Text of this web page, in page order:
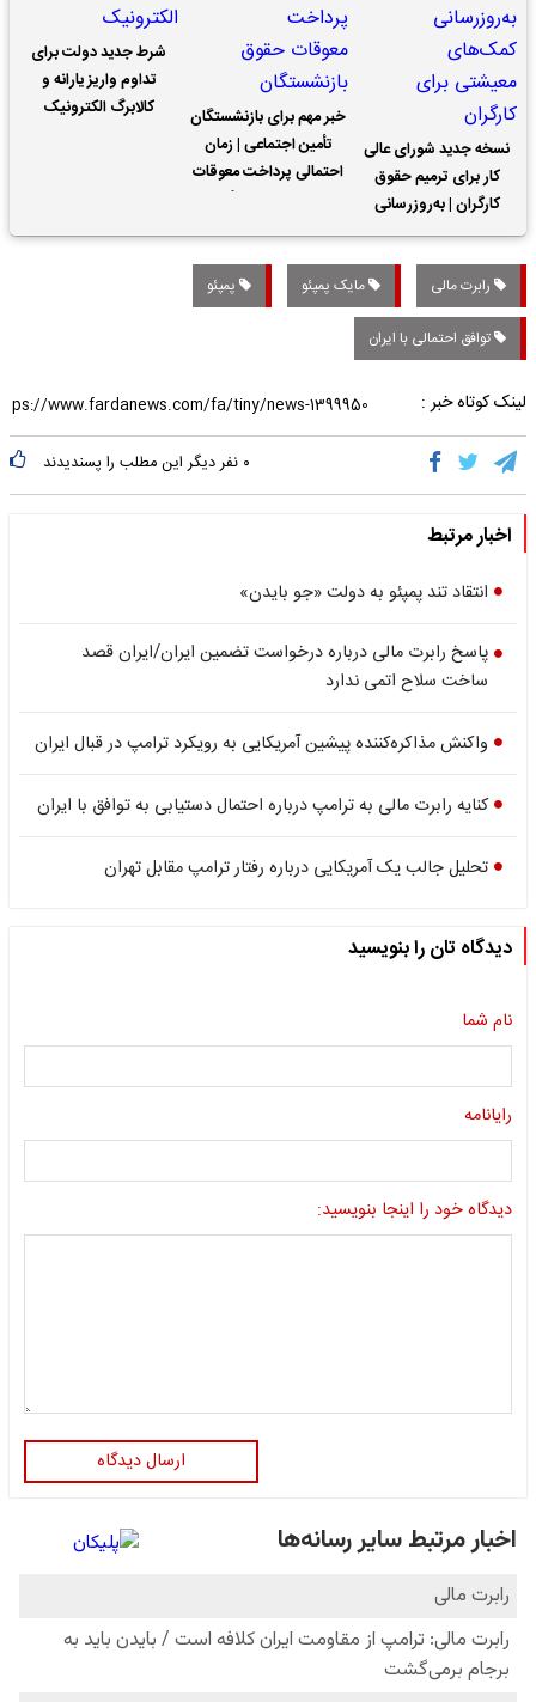
نسخه جدید شورای عالی
کار برای ترمیم حقوق
کارگران | به‌روزرسانی
کمک‌های معیشتی برای
کارگران
خبر مهم برای بازنشستگان
تأمین اجتماعی | زمان
احتمالی پرداخت معوقات
شرط جدید دولت برای
تداوم واریز یارانه و
کالابرگ الکترونیک
رابرت مالی مایک پمپئو پمپئو
توافق احتمالی با ایران
لینک کوتاه خبر :
۰ نفر دیگر این مطلب را پسندیدند
اخبار مرتبط
انتقاد تند پمپئو به دولت «جو بایدن»
پاسخ رابرت مالی درباره درخواست تضمین ایران/ایران قصد
ساخت سلاح اتمی ندارد
واکنش مذاکره‌کننده پیشین آمریکایی به رویکرد ترامپ در قبال ایران
کنایه رابرت مالی به ترامپ درباره احتمال دستیابی به توافق با ایران
تحلیل جالب یک آمریکایی درباره رفتار ترامپ مقابل تهران
دیدگاه تان را بنویسید
نام شما
رایانامه
دیدگاه خود را اینجا بنویسید:
ارسال دیدگاه